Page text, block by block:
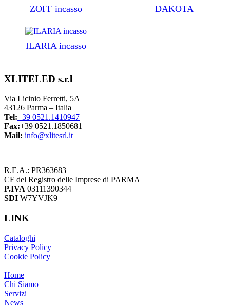
ZOFF incasso DAKOTA
ILARIA incasso
XLITELED s.r.l
Via Licinio Ferretti, 5A
43126 Parma – Italia
Tel:+39 0521.1410947
Fax:+39 0521.1850681
Mail: info@xlitesrl.it
R.E.A.: PR363683
CF del Registro delle Imprese di PARMA
P.IVA 03111390344
SDI W7YVJK9
LINK
Cataloghi
Privacy Policy
Cookie Policy
Home
Chi Siamo
Servizi
News